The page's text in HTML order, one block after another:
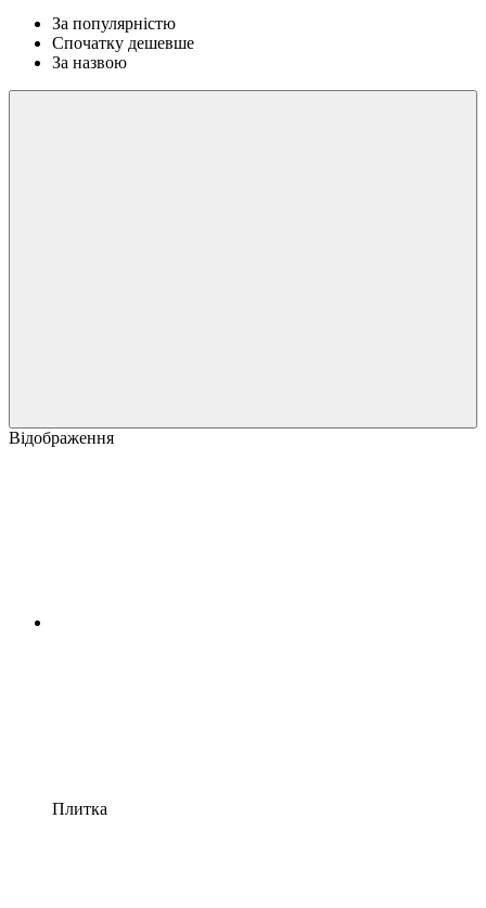
За популярністю
Спочатку дешевше
За назвою
Відображення
Плитка